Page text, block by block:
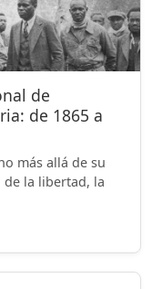
de
de 1865 a
más allá de su
de la libertad, la